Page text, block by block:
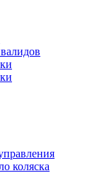
коляска